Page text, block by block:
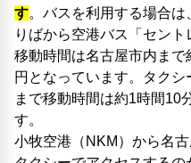
す。バスを利用する場合
りばから空港バス「セント
移動時間は名古屋市内ま
円となっています。タク
まで移動時間は約1時間10
す。
小牧空港（NKM）から名